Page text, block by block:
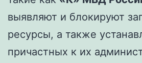
выявляют и блокируют
ресурсы, а также
причастных к их